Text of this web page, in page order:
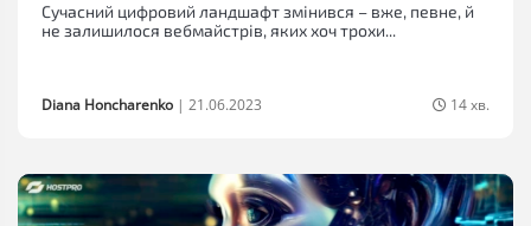
Сучасний цифровий ландшафт змінився – вже, певне, й
не залишилося вебмайстрів, яких хоч трохи...
Diana Honcharenko | 21.06.2023 14 хв.